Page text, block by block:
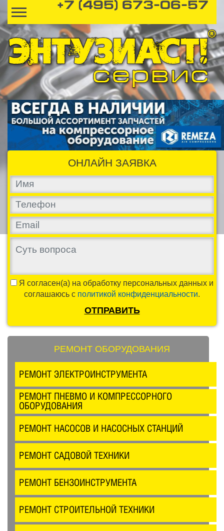
+7 (495) 673-06-57
ОНЛАЙН ЗАЯВКА
Я согласен(а) на обработку персональных данных и
соглашаюсь с политикой конфиденциальности.
ОТПРАВИТЬ
РЕМОНТ ОБОРУДОВАНИЯ
РЕМОНТ ЭЛЕКТРОИНСТРУМЕНТА
РЕМОНТ ПНЕВМО И КОМПРЕССОРНОГО
ОБОРУДОВАНИЯ
РЕМОНТ НАСОСОВ И НАСОСНЫХ СТАНЦИЙ
РЕМОНТ САДОВОЙ ТЕХНИКИ
РЕМОНТ БЕНЗОИНСТРУМЕНТА
РЕМОНТ СТРОИТЕЛЬНОЙ ТЕХНИКИ